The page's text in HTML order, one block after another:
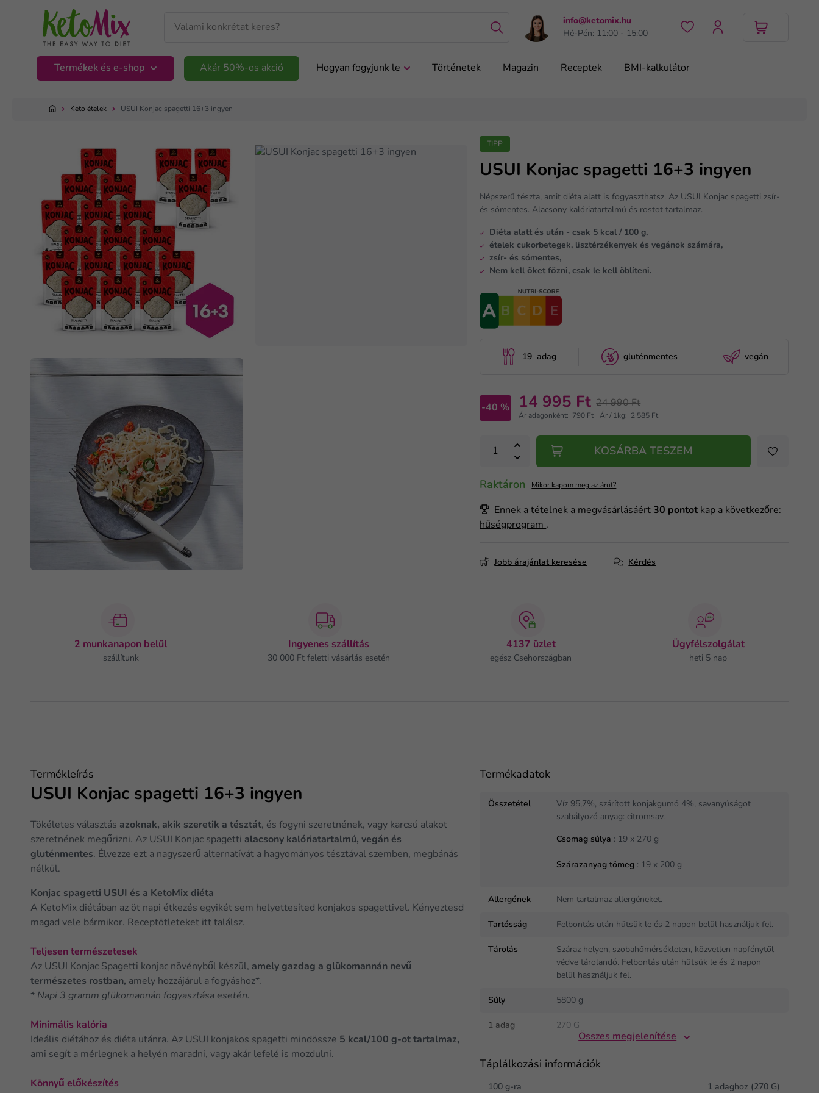
info@ketomix.hu
Hé-Pén: 11:00 - 15:00
Termékek és e-shop Akár 50%-os akció Hogyan fogyjunk le Történetek Magazin Receptek BMI-kalkulátor
Keto ételek USUI Konjac spagetti 16+3 ingyen
TIPP
USUI Konjac spagetti 16+3 ingyen
Népszerű tészta, amit diéta alatt is fogyaszthatsz. Az USUI Konjac spagetti zsír-
és sómentes. Alacsony kalóriatartalmú és rostot tartalmaz.
Diéta alatt és után - csak 5 kcal / 100 g,
ételek cukorbetegek, lisztérzékenyek és vegánok számára,
zsír- és sómentes,
Nem kell őket főzni, csak le kell öblíteni.
19 adag gluténmentes vegán
-40 % 14 995 Ft 24 990 Ft
Ár adagonként: 790 Ft Ár / 1kg: 2 585 Ft
KOSÁRBA TESZEM
Raktáron Mikor kapom meg az árut?
Ennek a tételnek a megvásárlásáért30 pontot kap a következőre:
hűségprogram .
Jobb árajánlat keresése Kérdés
2 munkanapon belül
szállítunk
Ingyenes szállítás
30 000 Ft feletti vásárlás esetén
4137 üzlet
egész Csehországban
Ügyfélszolgálat
heti 5 nap
Termékleírás
USUI Konjac spagetti 16+3 ingyen
Tökéletes választás azoknak, akik szeretik a tésztát, és fogyni szeretnének, vagy karcsú alakot
szeretnének megőrizni. Az USUI Konjac spagetti alacsony kalóriatartalmú, vegán és
gluténmentes. Élvezze ezt a nagyszerű alternatívát a hagyományos tésztával szemben, megbánás
nélkül.
Konjac spagetti USUI és a KetoMix diéta
A KetoMix diétában az öt napi étkezés egyikét sem helyettesíted konjakos spagettivel. Kényeztesd
magad vele bármikor. Receptötleteket itt találsz.
Teljesen természetesek
Az USUI Konjac Spagetti konjac növényből készül, amely gazdag a glükomannán nevű
természetes rostban, amely hozzájárul a fogyáshoz*.
* Napi 3 gramm glükomannán fogyasztása esetén.
Minimális kalória
Ideális diétához és diéta utánra. Az USUI konjakos spagetti mindössze 5 kcal/100 g-ot tartalmaz,
ami segít a mérlegnek a helyén maradni, vagy akár lefelé is mozdulni.
Könnyű előkészítés
Termékadatok
Összetétel
Víz 95,7%, szárított konjakgumó 4%, savanyúságot
szabályozó anyag: citromsav.
Csomag súlya : 19 x 270 g
Szárazanyag tömeg : 19 x 200 g
Allergének Nem tartalmaz allergéneket.
Tartósság Felbontás után hűtsük le és 2 napon belül használjuk fel.
Tárolás
Száraz helyen, szobahőmérsékleten, közvetlen napfénytől
védve tárolandó. Felbontás után hűtsük le és 2 napon
belül használjuk fel.
Súly 5800 g
1 adag 270 G
Összes megjelenítése
Táplálkozási információk
100 g-ra 1 adaghoz (270 G)